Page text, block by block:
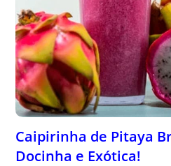
Caipirinha de Pitaya
Docinha e Exótica!